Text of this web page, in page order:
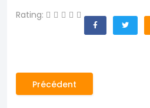
Rating:
Article précédent : Maroc
Précédent